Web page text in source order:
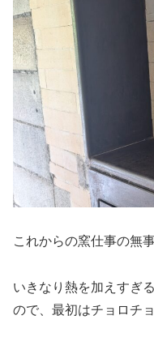
これからの窯仕事の無
いきなり熱を加えすぎ
ので、最初はチョロチ